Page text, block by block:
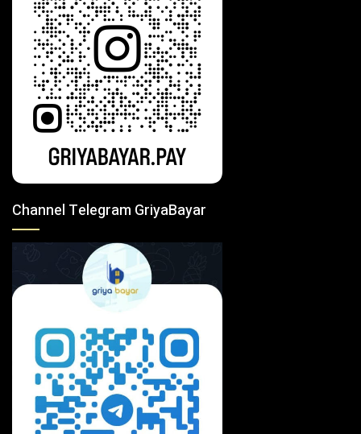
Channel Telegram GriyaBayar